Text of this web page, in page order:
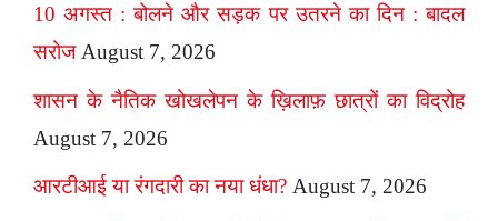
10 अगस्त : बोलने और सड़क पर उतरने का दिन : बादल
सरोज August 7, 2026
शासन के नैतिक खोखलेपन के ख़िलाफ़ छात्रों का विद्रोह
August 7, 2026
आरटीआई या रंगदारी का नया धंधा? August 7, 2026